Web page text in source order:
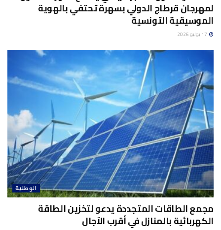
لمهرجان قرطاج الدولي بسهرة تحتفي بالهوية
الموسيقية التونسية
الوطنية
مجمع الطاقات المتجددة يدعو لتخزين الطاقة
الكهربائية بالمنازل في أقرب الآجال